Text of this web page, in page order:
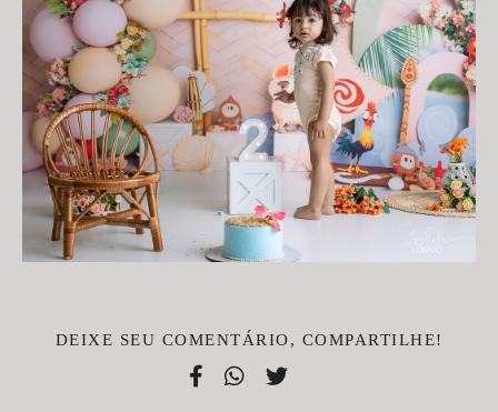
DEIXE SEU COMENTÁRIO, COMPARTILHE!